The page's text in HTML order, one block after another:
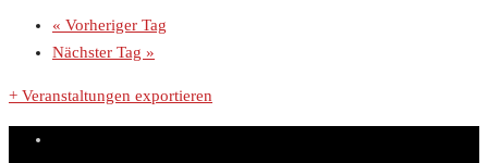
« Vorheriger Tag
Nächster Tag »
+ Veranstaltungen exportieren